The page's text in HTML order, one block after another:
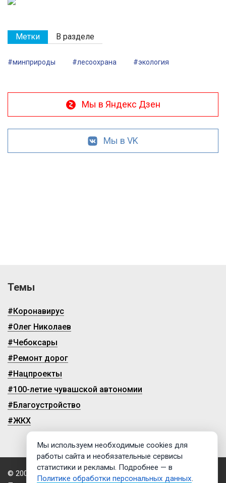
Метки В разделе
#минприроды #лесоохрана #экология
Мы в Яндекс Дзен
Мы в VK
Темы
#Коронавирус
#Олег Николаев
#Чебоксары
#Ремонт дорог
#Нацпроекты
#100-летие чувашской автономии
#Благоустройство
#ЖКХ
© 2009-2026, ГТРК «Чувашия»
Мы используем необходимые cookies для
работы сайта и необязательные сервисы
статистики и рекламы. Подробнее — в
Политике обработки персональных данных.